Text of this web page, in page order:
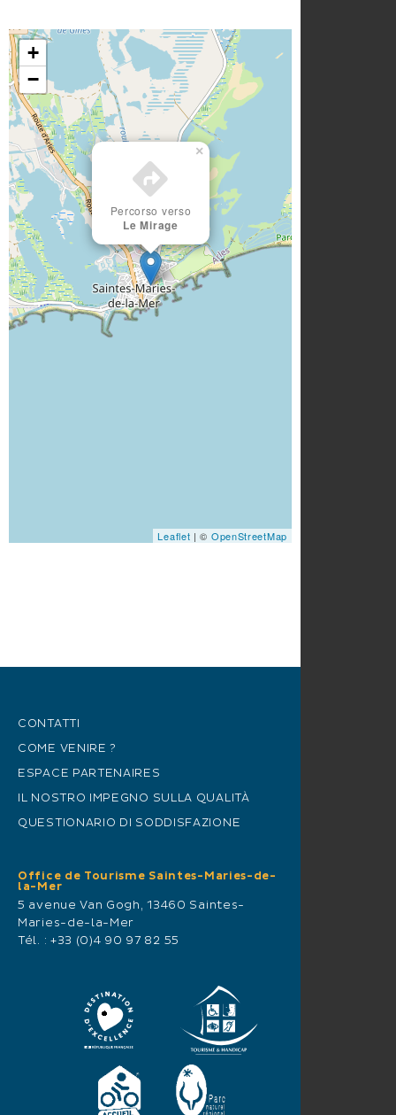
Percorso verso
Le Mirage
×
+
−
Leaflet | © OpenStreetMap
CONTATTI
COME VENIRE ?
ESPACE PARTENAIRES
IL NOSTRO IMPEGNO SULLA QUALITÀ
QUESTIONARIO DI SODDISFAZIONE
Office de Tourisme Saintes-Maries-de-
la-Mer
5 avenue Van Gogh, 13460 Saintes-
Maries-de-la-Mer
Tél. : +33 (0)4 90 97 82 55